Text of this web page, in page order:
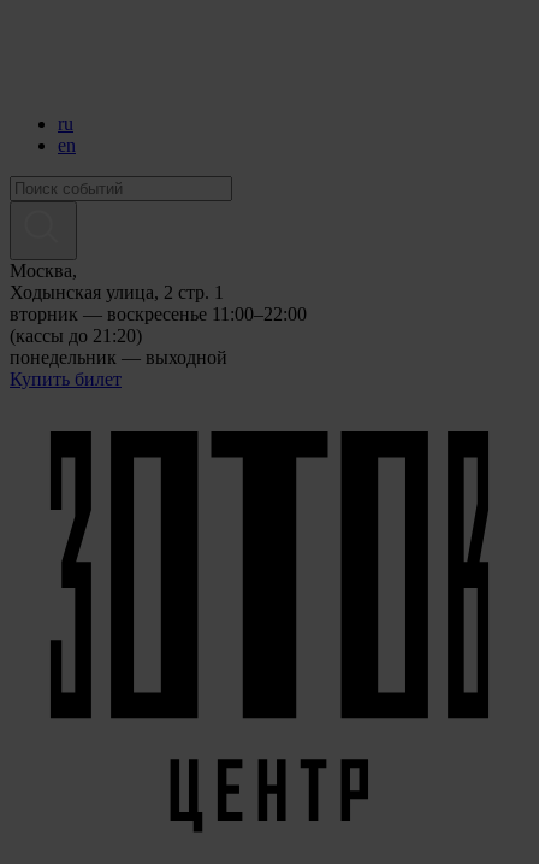
ru
en
Москва,
Ходынская улица, 2 стр. 1
вторник — воскресенье 11:00–22:00
(кассы до 21:20)
понедельник — выходной
Купить билет